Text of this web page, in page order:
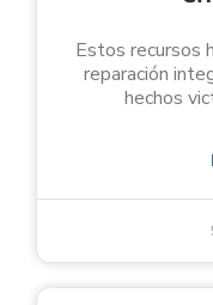
Estos recursos
reparación
hechos